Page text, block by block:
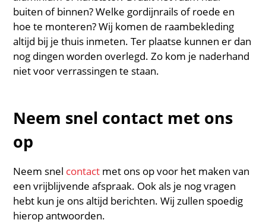
buiten of binnen? Welke gordijnrails of roede en
hoe te monteren? Wij komen de raambekleding
altijd bij je thuis inmeten. Ter plaatse kunnen er dan
nog dingen worden overlegd. Zo kom je naderhand
niet voor verrassingen te staan.
Neem snel contact met ons
op
Neem snel contact met ons op voor het maken van
een vrijblijvende afspraak. Ook als je nog vragen
hebt kun je ons altijd berichten. Wij zullen spoedig
hierop antwoorden.